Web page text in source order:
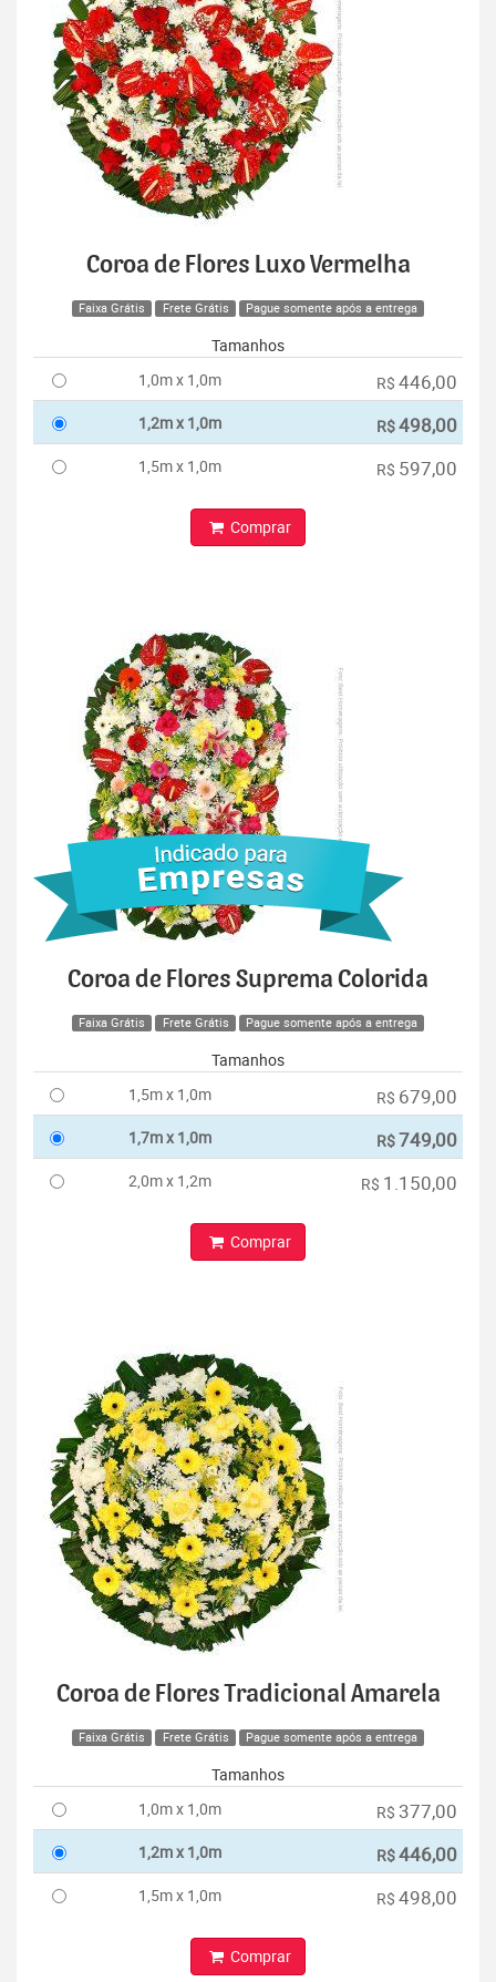
Coroa de Flores Luxo Vermelha
Faixa Grátis Frete Grátis Pague somente após a entrega
Tamanhos
1,0m x 1,0m
R$ 446,00
1,2m x 1,0m R$498,00
1,5m x 1,0m R$ 597,00
Comprar
Coroa de Flores Suprema Colorida
Faixa Grátis Frete Grátis Pague somente após a entrega
Tamanhos
1,5m x 1,0m
R$ 679,00
1,7m x 1,0m R$749,00
2,0m x 1,2m R$ 1.150,00
Comprar
Coroa de Flores Tradicional Amarela
Faixa Grátis Frete Grátis Pague somente após a entrega
Tamanhos
1,0m x 1,0m
R$ 377,00
1,2m x 1,0m R$446,00
1,5m x 1,0m R$ 498,00
Comprar